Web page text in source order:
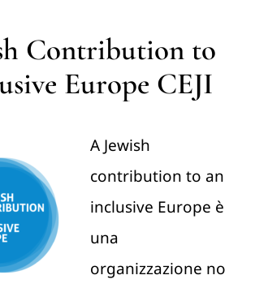
Contribution to
Europe CEJI
A Jewish
contribution to an
inclusive Europe è
una
organizzazione no